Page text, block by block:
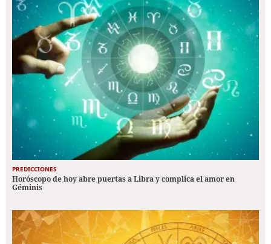
PREDICCIONES
Horóscopo de hoy abre puertas a Libra y complica el amor en
Géminis